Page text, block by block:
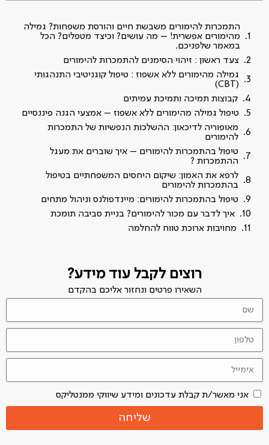
התמכרות להימורים משבשת חיים והורסת משפחות? גמילה
מהימורים אפשרית! – מה עושים? וכיצד מטפלים? הכל
במאמר שלפניכם.
צעד ראשון : זיהוי הסימנים להתמכרות להימורים
גמילה מהימורים ללא אשפוז : טיפול קוגניטיבי התנהגותי
(CBT)
קבוצות תמיכה ותמיכת עמיתים
טיפול גמילה מהימורים ללא אשפוז – אמצעי הגנה פיננסיים
מאופוריה לדיכאון: ההשלכות הנפשיות של התמכרות
להימורים
טיפול בהתמכרות להימורים – איך שוברים את מעגל
ההתמכרות ?
לרפא את האמון: שיקום היחסים המשפחתיים בטיפול
בהתמכרות להימורים
טיפול בהתמכרות להימורים: מיינדפולנס וניהול מתחים
איך לדבר עם מכור להימורים? בניית סביבה תומכת
מחויבות ארוכת טווח להחלמה
רוצים לקבל עוד מידע?
השאירו פרטים ונחזור אליכם בהקדם
אני מאשר/ת קבלת עדכונים ומידע שיווקי ממנטליקס
שליחה